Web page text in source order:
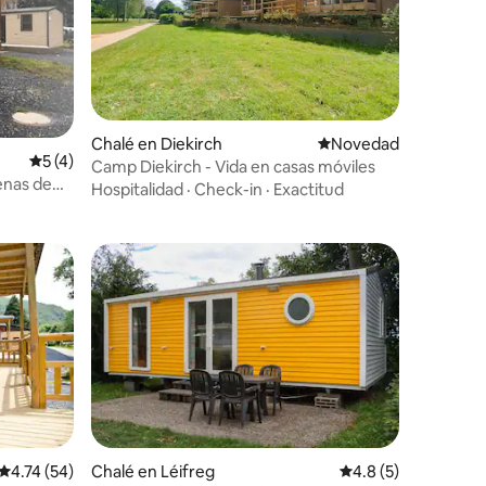
Calificación promedio: 5 de 5, 4 reseñas
5 (4)
de
Chalé en Diekirch Lugar para
Novedad
Camp Diekirch - Vida en casas móviles
Hospitalidad · Check-in · Exactitud
promedio: 4.74 de 5, 54 reseñas
4.74 (54)
Chalé en Léifreg Calificación
4.8 (5)